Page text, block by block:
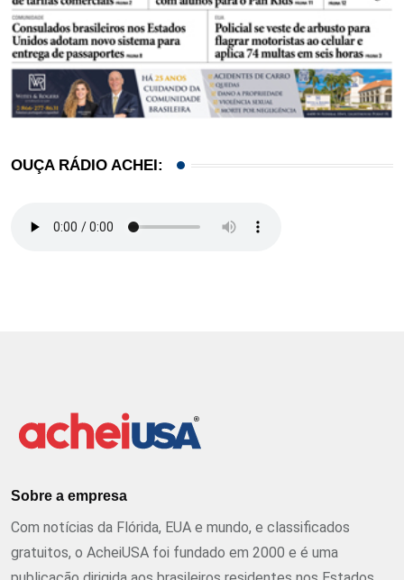
OUÇA RÁDIO ACHEI:
Sobre a empresa
Com notícias da Flórida, EUA e mundo, e classificados
gratuitos, o AcheiUSA foi fundado em 2000 e é uma